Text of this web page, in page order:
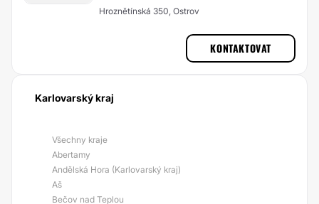
Hroznětínská 350, Ostrov
KONTAKTOVAT
Karlovarský kraj
Všechny kraje
Abertamy
Andělská Hora (Karlovarský kraj)
Aš
Bečov nad Teplou